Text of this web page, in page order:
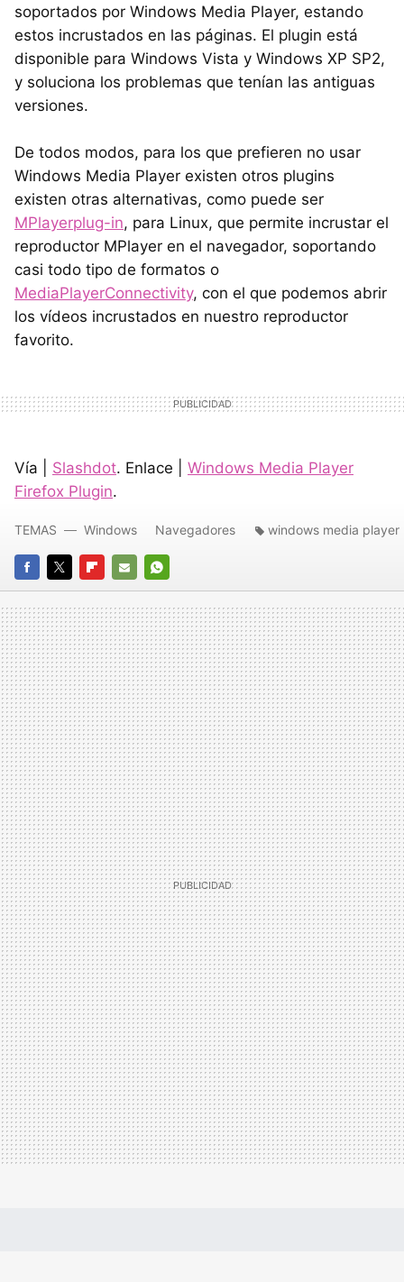
soportados por Windows Media Player, estando
estos incrustados en las páginas. El plugin está
disponible para Windows Vista y Windows XP SP2,
y soluciona los problemas que tenían las antiguas
versiones.
De todos modos, para los que prefieren no usar
Windows Media Player existen otros plugins
existen otras alternativas, como puede ser
MPlayerplug-in, para Linux, que permite incrustar el
reproductor MPlayer en el navegador, soportando
casi todo tipo de formatos o
MediaPlayerConnectivity, con el que podemos abrir
los vídeos incrustados en nuestro reproductor
favorito.
Vía | Slashdot. Enlace | Windows Media Player
Firefox Plugin.
FACEBOOK
TWITTERFLIPBOARD
E-
MAIL
WHATSAPP
TEMAS Windows Navegadores windows media player